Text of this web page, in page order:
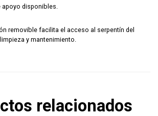
apoyo disponibles.
removible facilita el acceso al serpentín del
y mantenimiento.
relacionados